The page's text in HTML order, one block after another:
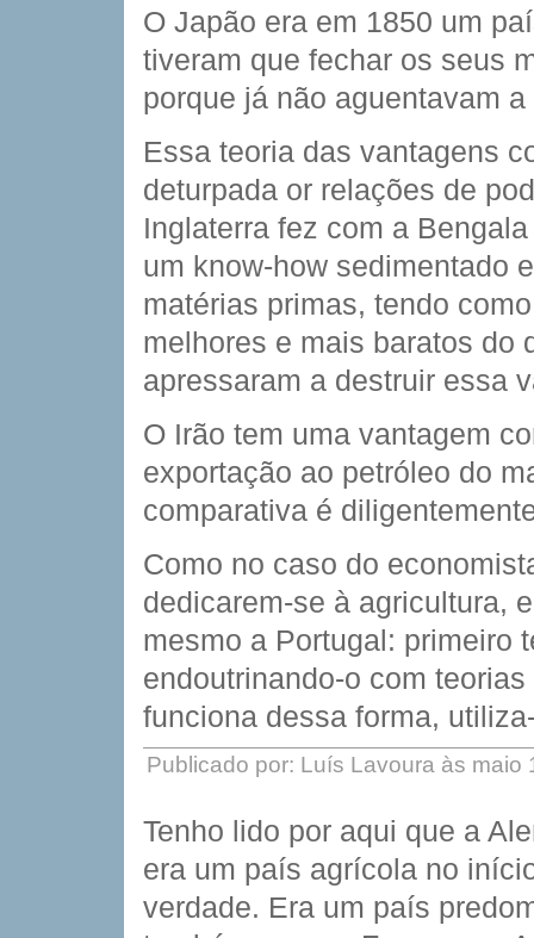
O Japão era em 1850 um
tiveram que fechar os seus
porque já não aguentavam
Essa teoria das vantagens
deturpada or relações de
Inglaterra fez com a
um know-how sedimentado
matérias primas, tendo
melhores e mais baratos do
apressaram a destruir essa
O Irão tem uma vantagem
exportação ao petróleo do
comparativa é
Como no caso do
dedicarem-se à agricultura,
mesmo a Portugal: primeiro
endoutrinando-o com
funciona dessa forma,
Publicado por: Luís Lavoura às maio
Tenho lido por aqui que a
era um país agrícola no
verdade. Era um país